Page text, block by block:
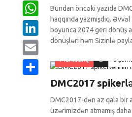
Bundan öncəki yazıda
haqqında yazmışdıq.
boyunca 2074 geri dönüş
dönüşləri həm Sizinlə
Facebook
WhatsApp
LinkedIn
Email Marketinq 0
DMC2017
DMC2017-dən az qala bir
üzərimizdən atmamış